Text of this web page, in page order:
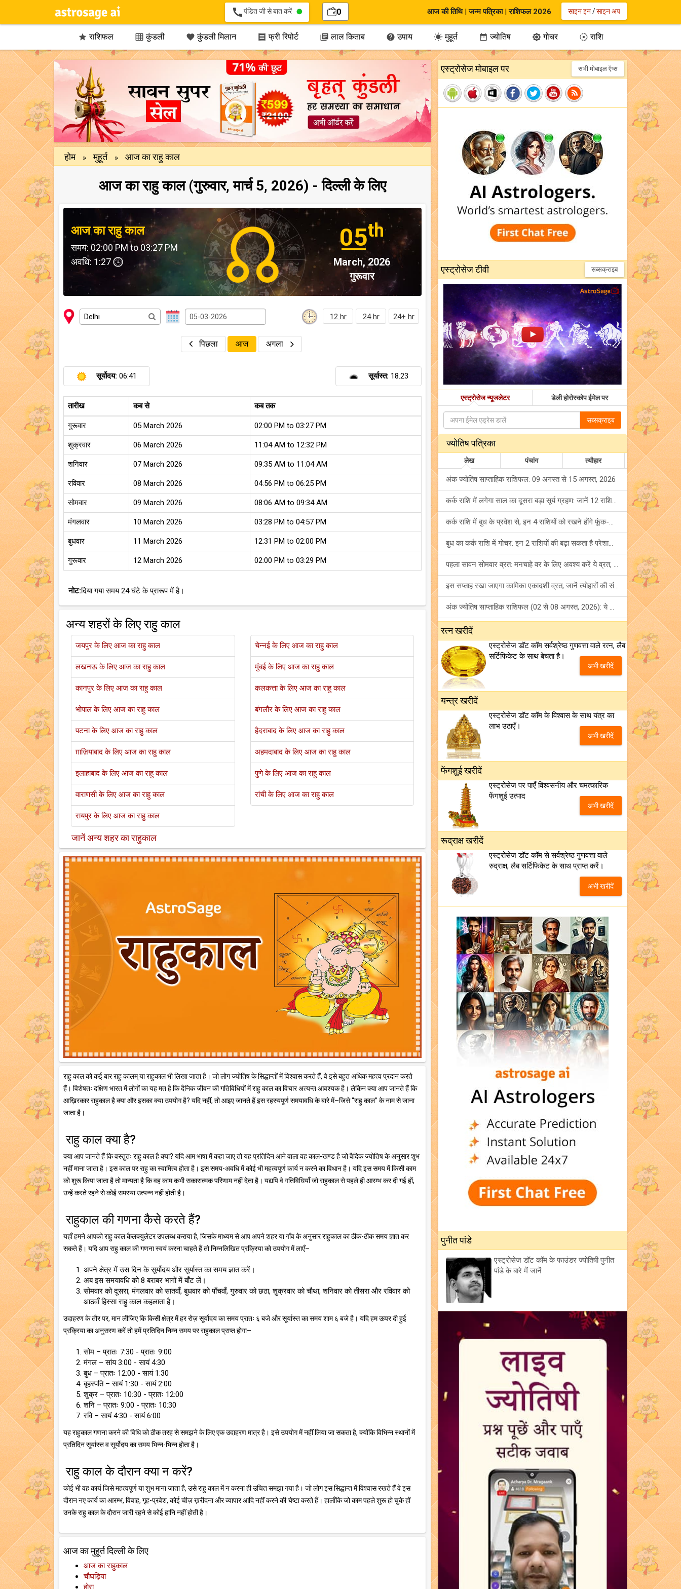
callपंडित जी से बात करें 0 आज की तिथि|जन्म पत्रिका|राशिफल 2026 साइन इन/साइन अप
 राशिफल  कुंडली  कुंडली मिलान  फ्री रिपोर्ट  लाल किताब  उपाय मुहूर्त  ज्योतिष  गोचर  राशि
होम » मुहूर्त » आज का राहु काल
आज का राहु काल (गुरुवार, मार्च 5, 2026) - दिल्ली के लिए
आज का राहु काल
समय: 02:00 PM to 03:27 PM
अवधि: 1:27
05th
March, 2026
गुरूवार
12 hr 24 hr 24+ hr
पिछला आज अगला
सूर्योदय: 06:41 सूर्यास्त: 18.23
तारीख कब से कब तक
गुरूवार 05 March 2026 02:00 PM to 03:27 PM
शुक्रवार 06 March 2026 11:04 AM to 12:32 PM
शनिवार 07 March 2026 09:35 AM to 11:04 AM
रविवार 08 March 2026 04:56 PM to 06:25 PM
सोमवार 09 March 2026 08:06 AM to 09:34 AM
मंगलवार 10 March 2026 03:28 PM to 04:57 PM
बुधवार 11 March 2026 12:31 PM to 02:00 PM
गुरूवार 12 March 2026 02:00 PM to 03:29 PM
नोट:दिया गया समय 24 घंटे के प्रारूप में है।
अन्य शहरों के लिए राहु काल
जयपुर के लिए आज का राहु काल
लखनऊ के लिए आज का राहु काल
कानपुर के लिए आज का राहु काल
भोपाल के लिए आज का राहु काल
पटना के लिए आज का राहु काल
ग़ाज़ियाबाद के लिए आज का राहु काल
इलाहाबाद के लिए आज का राहु काल
वाराणसी के लिए आज का राहु काल
रायपुर के लिए आज का राहु काल
चेन्नई के लिए आज का राहु काल
मुंबई के लिए आज का राहु काल
कलकत्ता के लिए आज का राहु काल
बंगलौर के लिए आज का राहु काल
हैदराबाद के लिए आज का राहु काल
अहमदाबाद के लिए आज का राहु काल
पुणे के लिए आज का राहु काल
रांची के लिए आज का राहु काल
जानें अन्य शहर का राहुकाल
राहु काल को कई बार राहु कालम् या राहुकाल भी लिखा जाता है। जो लोग ज्योतिष के सिद्धान्तों में विश्वास करते हैं, वे इसे बहुत अधिक महत्व प्रदान करते
हैं। विशेषतः दक्षिण भारत में लोगों का यह मत है कि दैनिक जीवन की गतिविधियों में राहु काल का विचार अत्यन्त आवश्यक है। लेकिन क्या आप जानते हैं कि
आख़िरकार राहुकाल है क्या और इसका क्या उपयोग है? यदि नहीं, तो आइए जानते हैं इस रहस्यपूर्ण समयावधि के बारे में–जिसे “राहु काल” के नाम से जाना
जाता है।
राहु काल क्या है?
क्या आप जानते हैं कि वस्तुतः राहु काल है क्या? यदि आम भाषा में कहा जाए तो यह प्रतिदिन आने वाला वह काल-खण्ड है जो वैदिक ज्योतिष के अनुसार शुभ
नहीं माना जाता है। इस काल पर राहु का स्वामित्व होता है। इस समय-अवधि में कोई भी महत्वपूर्ण कार्य न करने का विधान है। यदि इस समय में किसी काम
को शुरू किया जाता है तो मान्यता है कि वह काम कभी सकारात्मक परिणाम नहीं देता है। यद्यपि वे गतिविधियाँ जो राहुकाल से पहले ही आरम्भ कर दी गई हों,
उन्हें करते रहने से कोई समस्या उत्पन्न नहीं होती है।
राहुकाल की गणना कैसे करते हैं?
यहाँ हमने आपको राहु काल कैलक्युलेटर उपलब्ध कराया है, जिसके माध्यम से आप अपने शहर या गाँव के अनुसार राहुकाल का ठीक-ठीक समय ज्ञात कर
सकते हैं। यदि आप राहु काल की गणना स्वयं करना चाहते हैं तो निम्नलिखित प्रक्रिया को उपयोग में लाएँ–
अपने क्षेत्र में उस दिन के सूर्योदय और सूर्यास्त का समय ज्ञात करें।
अब इस समयावधि को 8 बराबर भागों में बाँट लें।
सोमवार को दूसरा, मंगलवार को सातवाँ, बुधवार को पाँचवाँ, गुरुवार को छठा, शुक्रवार को चौथा, शनिवार को तीसरा और रविवार को
आठवाँ हिस्सा राहु काल कहलाता है।
उदाहरण के तौर पर, मान लीजिए कि किसी क्षेत्र में हर रोज़ सूर्योदय का समय प्रातः ६ बजे और सूर्यास्त का समय शाम ६ बजे है। यदि हम ऊपर दी हुई
प्रक्रिया का अनुसरण करें तो हमें प्रतिदिन निम्न समय पर राहुकाल प्राप्त होगा–
सोम – प्रातः 7:30 - प्रातः 9:00
मंगल – सांय 3:00 - सायं 4:30
बुध – प्रातः 12:00 - सायं 1:30
बृहस्पति – सायं 1:30 - सायं 2:00
शुक्र – प्रातः 10:30 - प्रातः 12:00
शनि – प्रातः 9:00 - प्रातः 10:30
रवि – सायं 4:30 - सायं 6:00
यह राहुकाल गणना करने की विधि को ठीक तरह से समझने के लिए एक उदाहरण मात्र है। इसे उपयोग में नहीं लिया जा सकता है, क्योंकि विभिन्न स्थानों में
प्रतिदिन सूर्यास्त व सूर्योदय का समय भिन्न-भिन्न होता है।
राहु काल के दौरान क्या न करें?
कोई भी वह कार्य जिसे महत्वपूर्ण या शुभ माना जाता है, उसे राहु काल में न करना ही उचित समझा गया है। जो लोग इस सिद्धान्त में विश्वास रखते हैं वे इस
दौरान नए कार्य का आरम्भ, विवाह, गृह-प्रवेश, कोई चीज़ ख़रीदना और व्यापार आदि नहीं करने की चेष्टा करते हैं। हालाँकि जो काम पहले शुरू हो चुके हों
उनके राहु काल के दौरान जारी रहने से कोई हानि नहीं होती है।
आज का मुहूर्त दिल्ली के लिए
आज का राहुकाल
चौघड़िया
होरा
एस्ट्रोसेज मोबाइल पर सभी मोबाइल ऍप्स
एस्ट्रोसेज टीवी सब्सक्राइब
एस्ट्रोसेज न्यूजलेटर डेली होरोस्कोप ईमेल पर
सब्सक्राइब
ज्योतिष पत्रिका
लेख पंचांग त्यौहार
अंक ज्योतिष साप्ताहिक राशिफल: 09 अगस्त से 15 अगस्त, 2026
कर्क राशि में लगेगा साल का दूसरा बड़ा सूर्य ग्रहण: जानें 12 राशियों पर शुभ-अशुभ प्रभाव!
कर्क राशि में बुध के प्रवेश से, इन 4 राशियों को रखने होंगे फूंक-फूंक कर कदम!
बुध का कर्क राशि में गोचर: इन 2 राशियों की बढ़ा सकता है परेशानियां, हो जाएं सावधान!
पहला सावन सोमवार व्रत: मनचाहे वर के लिए अवश्य करें ये व्रत, जानें नियम एवं पूजा विधि!
इस सप्ताह रखा जाएगा कामिका एकादशी व्रत, जानें त्योहारों की संपूर्ण लिस्ट!
अंक ज्योतिष साप्ताहिक राशिफल (02 से 08 अगस्त, 2026): ये सप्ताह क्यों है खास?
मंगल का मिथुन राशि में गोचर: इन 4 राशियों के बनेंगे अचानक धन लाभ के योग!
टैरो साप्ताहिक राशिफल (02 से 08 अगस्त, 2026): जानें 12 राशियों का विस्तृत भविष्यफल!
रत्न खरीदें
एस्ट्रोसेज डॉट कॉम सर्वश्रेष्ठ गुणवत्ता वाले रत्न, लैब
सर्टिफिकेट के साथ बेचता है।
अभी खरीदें
यन्त्र खरीदें
एस्ट्रोसेज डॉट कॉम के विश्वास के साथ यंत्र का
लाभ उठाएँ।
अभी खरीदें
फेंगशुई खरीदें
एस्ट्रोसेज पर पाएँ विश्वसनीय और चमत्कारिक
फेंगशुई उत्पाद
अभी खरीदें
रूद्राक्ष खरीदें
एस्ट्रोसेज डॉट कॉम से सर्वश्रेष्ठ गुणवत्ता वाले
रुद्राक्ष, लैब सर्टिफिकेट के साथ प्राप्त करें।
अभी खरीदें
पुनीत पांडे
एस्ट्रोसेज डॉट कॉम के फाउंडर ज्योतिषी पुनीत
पांडे के बारे में जानें